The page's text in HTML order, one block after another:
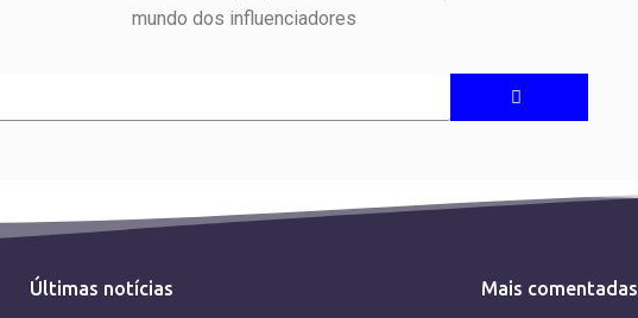
mundo dos influenciadores
Últimas notícias Mais comentadas